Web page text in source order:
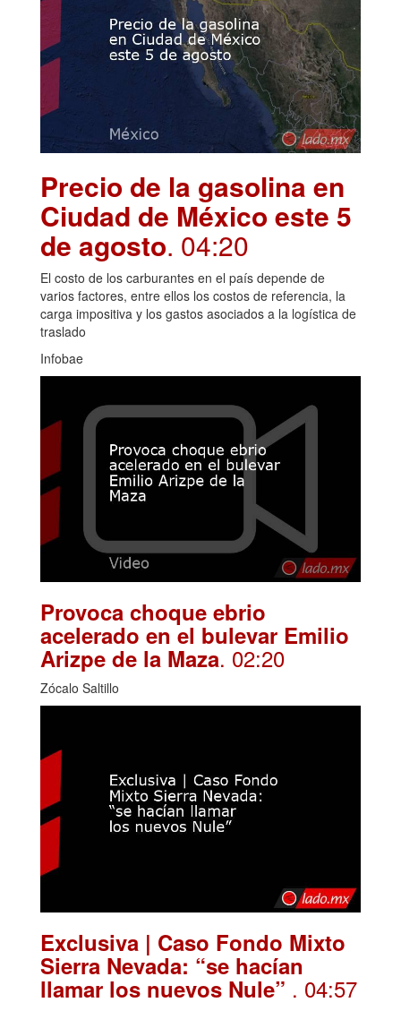
Precio de la gasolina en
Ciudad de México este 5
de agosto. 04:20
El costo de los carburantes en el país depende de
varios factores, entre ellos los costos de referencia, la
carga impositiva y los gastos asociados a la logística de
traslado
Infobae
Provoca choque ebrio
acelerado en el bulevar Emilio
Arizpe de la Maza. 02:20
Zócalo Saltillo
Exclusiva | Caso Fondo Mixto
Sierra Nevada: “se hacían
llamar los nuevos Nule” . 04:57